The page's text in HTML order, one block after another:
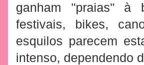
ganham "praias" à
festivais, bikes,
esquilos parecem
intenso, dependendo